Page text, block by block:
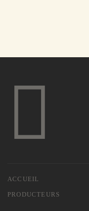
ACCUEIL
PRODUCTEURS